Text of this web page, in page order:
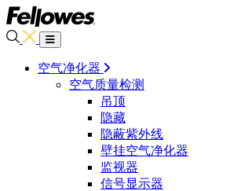
空气净化器
空气质量检测
吊顶
隐藏
隐蔽紫外线
壁挂空气净化器
监视器
信号显示器